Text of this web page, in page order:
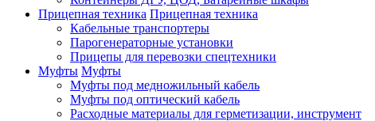
Прицепная техника Прицепная техника
Кабельные транспортеры
Парогенераторные установки
Прицепы для перевозки спецтехники
Муфты Муфты
Муфты под медножильный кабель
Муфты под оптический кабель
Расходные материалы для герметизации, инструмент